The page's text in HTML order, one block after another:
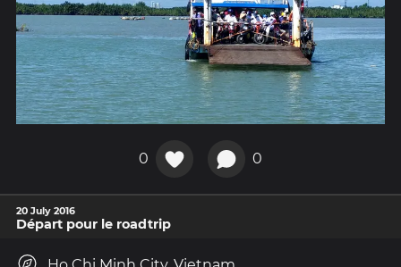
0 0
20 July 2016
Départ pour le roadtrip